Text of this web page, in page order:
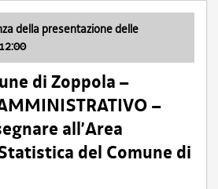
della presentazione delle
di Zoppola –
–
all’Area
del Comune di